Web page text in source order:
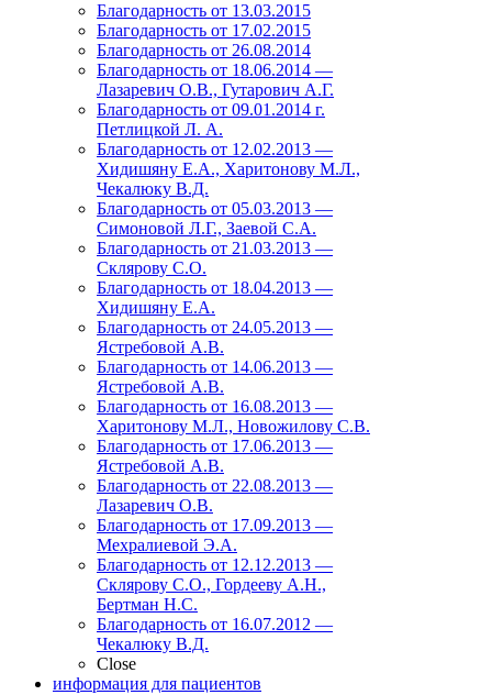
Благодарность от 13.03.2015
Благодарность от 17.02.2015
Благодарность от 26.08.2014
Благодарность от 18.06.2014 —
Лазаревич О.В., Гутарович А.Г.
Благодарность от 09.01.2014 г.
Петлицкой Л. А.
Благодарность от 12.02.2013 —
Хидишяну Е.А., Харитонову М.Л.,
Чекалюку В.Д.
Благодарность от 05.03.2013 —
Симоновой Л.Г., Заевой С.А.
Благодарность от 21.03.2013 —
Склярову С.О.
Благодарность от 18.04.2013 —
Хидишяну Е.А.
Благодарность от 24.05.2013 —
Ястребовой А.В.
Благодарность от 14.06.2013 —
Ястребовой А.В.
Благодарность от 16.08.2013 —
Харитонову М.Л., Новожилову С.В.
Благодарность от 17.06.2013 —
Ястребовой А.В.
Благодарность от 22.08.2013 —
Лазаревич О.В.
Благодарность от 17.09.2013 —
Мехралиевой Э.А.
Благодарность от 12.12.2013 —
Склярову С.О., Гордееву А.Н.,
Бертман Н.С.
Благодарность от 16.07.2012 —
Чекалюку В.Д.
Close
информация для пациентов